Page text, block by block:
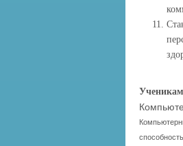
Ученикам